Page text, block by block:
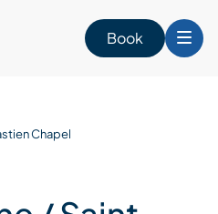
Book
Chapel